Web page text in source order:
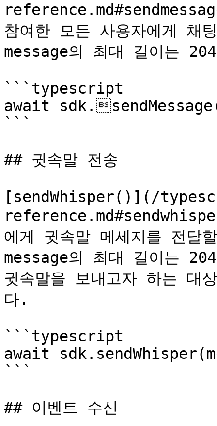
참여한 모든 사용자에게 채
message의 최대 길이는
```typescript
await
```
## 귓속말 전송
[sendWhisper()](/
에게 귓속말 메세지를 전달
message의 최대 길이는
귓속말을 보내고자 하는 대
다.
```typescript
await
```
## 이벤트 수신